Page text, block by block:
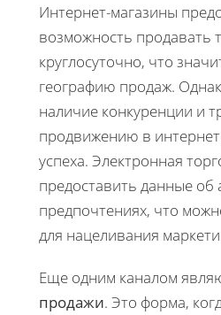
Интернет-магазины
возможность продавать
круглосуточно, что
географию продаж.
наличие конкуренции и
продвижению в
успеха. Электронная
предоставить данные об
предпочтениях, что
для нацеливания
Еще одним каналом
продажи. Это форма,